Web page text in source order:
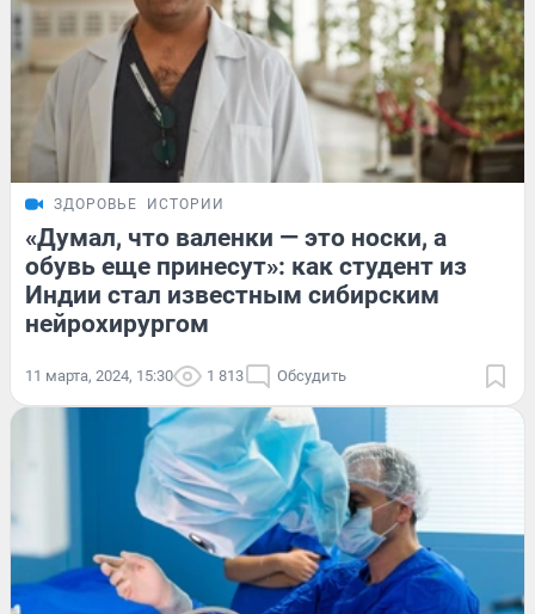
ЗДОРОВЬЕ ИСТОРИИ
«Думал, что валенки — это носки, а
обувь еще принесут»: как студент из
Индии стал известным сибирским
нейрохирургом
11 марта, 2024, 15:30 1 813 Обсудить